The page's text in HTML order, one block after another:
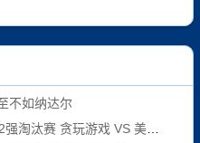
不如纳达尔
贪玩游戏 VS 美的薪火 全场录像